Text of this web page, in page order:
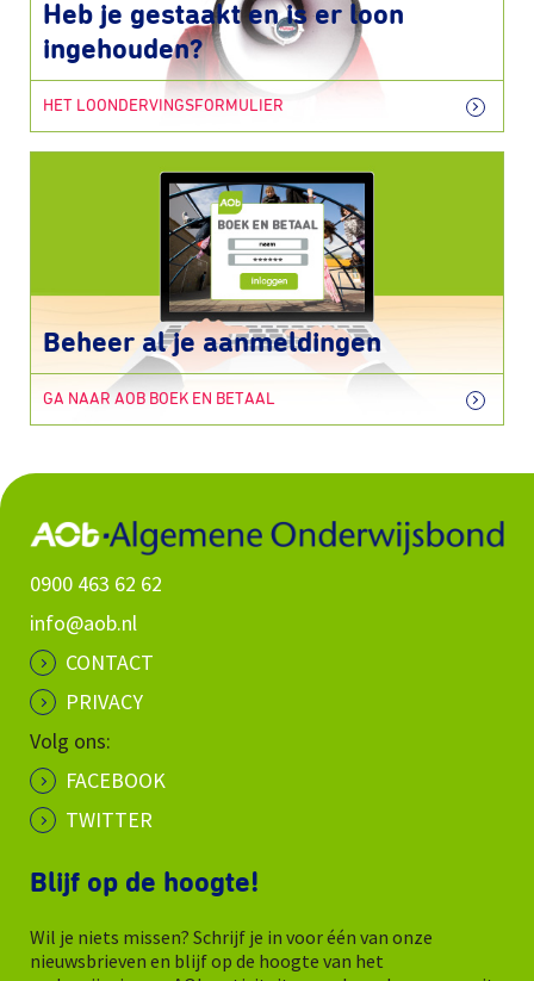
Heb je gestaakt en is er loon
ingehouden?
HET LOONDERVINGSFORMULIER
Beheer al je aanmeldingen
GA NAAR AOB BOEK EN BETAAL
0900 463 62 62
info@aob.nl
CONTACT
PRIVACY
Volg ons:
FACEBOOK
TWITTER
Blijf op de hoogte!
Wil je niets missen? Schrijf je in voor één van onze
nieuwsbrieven en blijf op de hoogte van het